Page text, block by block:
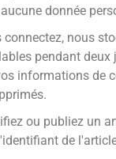
donnée
connectez, nous
pendant
informations de
ou publiez un
de